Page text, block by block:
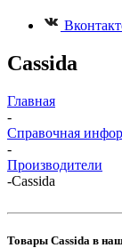
Cassida
Главная
-
Справочная
-
Производители
-Cassida
Товары Cassida в